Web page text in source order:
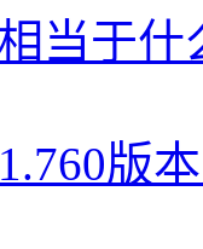
当于什
版